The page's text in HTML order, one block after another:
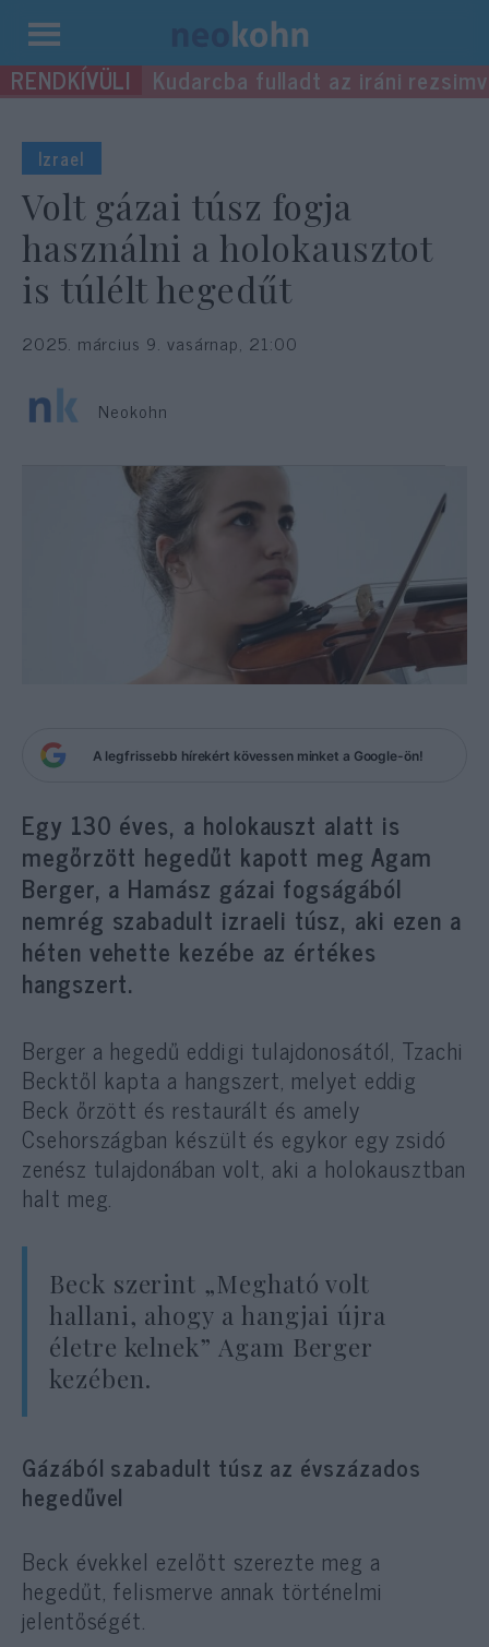
Kilépés
a Kudarcba fulladt az iráni
Izrael
Volt gázai túsz fogja
használni a holokausztot
is túlélt hegedűt
2025. március 9. vasárnap, 21:00
Neokohn
A legfrissebb hírekért kövessen minket a Google-ön!
Egy 130 éves, a holokauszt alatt is
megőrzött hegedűt kapott meg Agam
Berger, a Hamász gázai fogságából
nemrég szabadult izraeli túsz, aki ezen a
héten vehette kezébe az értékes
hangszert.
Berger a hegedű eddigi tulajdonosától, Tzachi
Becktől kapta a hangszert, melyet eddig
Beck őrzött és restaurált és amely
Csehországban készült és egykor egy zsidó
zenész tulajdonában volt, aki a holokausztban
halt meg.
Beck szerint „Megható volt
hallani, ahogy a hangjai újra
életre kelnek” Agam Berger
kezében.
Gázából szabadult túsz az évszázados
hegedűvel
Beck évekkel ezelőtt szerezte meg a
hegedűt, felismerve annak történelmi
jelentőségét.